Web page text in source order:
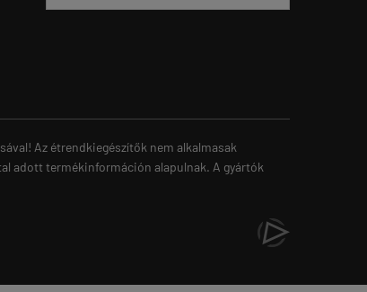
Az étrendkiegészítők nem alkalmasak
adott termékinformáción alapulnak. A gyártók